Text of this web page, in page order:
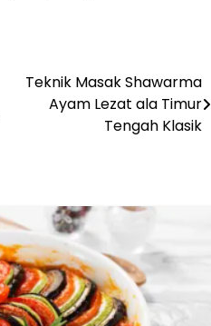
Teknik Masak Shawarma
Ayam Lezat ala Timur
Tengah Klasik